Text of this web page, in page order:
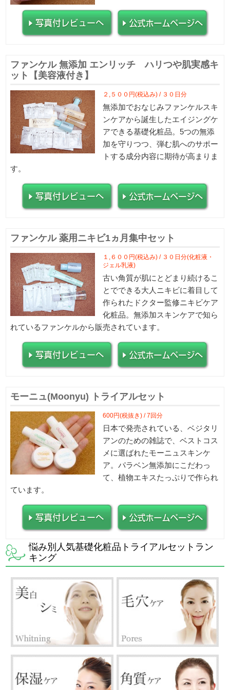
ファンケル 無添加 エンリッチ ハリつや肌実感キ
ット【美容液付き】
２,５００円(税込み) / ３０日分
無添加でおなじみファンケルスキ
ンケアから誕生したエイジングケ
アできる基礎化粧品。5つの無添
加を守りつつ、弾む肌へのサポー
トする成分内容に期待が高まりま
す。
ファンケル 薬用ニキビ1ヵ月集中セット
１,６００円(税込み) / ３０日分(化粧液・
ジェル乳液)
古い角質が肌にとどまり続けるこ
とでできる大人ニキビに着目して
作られたドクター監修ニキビケア
化粧品。無添加スキンケアで知ら
れているファンケルから販売されています。
モーニュ(Moonyu) トライアルセット
600円(税抜き) / 7回分
日本で発売されている、ベジタリ
アンのための雑誌で、ベストコス
メに選ばれたモーニュスキンケ
ア。パラベン無添加にこだわっ
て、植物エキスたっぷりで作られ
ています。
悩み別人気基礎化粧品トライアルセットラン
キング